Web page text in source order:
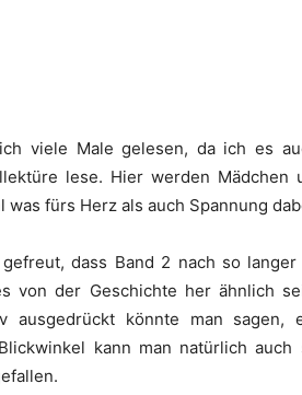
viele Male gelesen, da ich es
lese. Hier werden Mädchen
fürs Herz als auch Spannung
dass Band 2 nach so
von der Geschichte her ähnlich
ausgedrückt könnte man
kann man natürlich auch